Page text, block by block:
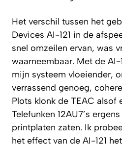
Het verschil tussen het
Devices AI-121 in de
snel omzeilen ervan, was
waarneembaar. Met de AI-
mijn systeem vloeiender,
verrassend genoeg,
Plots klonk de TEAC alsof
Telefunken 12AU7’s
printplaten zaten. Ik
het effect van de AI-121